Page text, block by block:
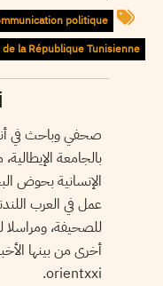
politique
la République Tunisienne
صحفي وباحث في
بالجامعة
الإنسانية بحوض
عمل في العرب
للصحيفة، ومراسلا
أخرى من بينها
orientxxi.